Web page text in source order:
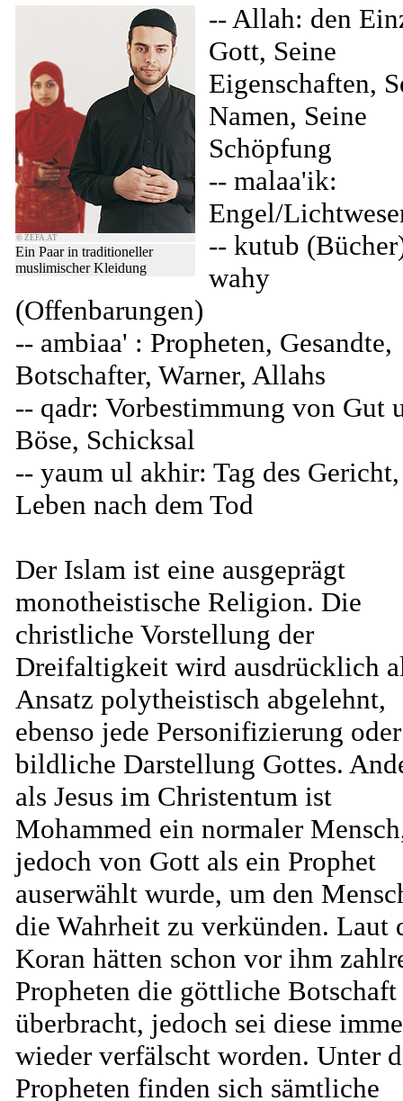
© ZEFA.AT
Ein Paar in traditioneller
muslimischer Kleidung
-- Allah: den
Gott, Seine
Eigenschaften,
Namen, Seine
Schöpfung
-- malaa'ik:
Engel/
-- kutub
wahy
(Offenbarungen)
-- ambiaa' : Propheten, Gesandte,
Botschafter, Warner, Allahs
-- qadr: Vorbestimmung von Gut
Böse, Schicksal
-- yaum ul akhir: Tag des Gericht,
Leben nach dem Tod
Der Islam ist eine ausgeprägt
monotheistische Religion. Die
christliche Vorstellung der
Dreifaltigkeit wird ausdrücklich
Ansatz polytheistisch abgelehnt,
ebenso jede Personifizierung
bildliche Darstellung Gottes.
als Jesus im Christentum ist
Mohammed ein normaler
jedoch von Gott als ein Prophet
auserwählt wurde, um den
die Wahrheit zu verkünden. Laut
Koran hätten schon vor ihm
Propheten die göttliche Botschaft
überbracht, jedoch sei diese
wieder verfälscht worden. Unter
Propheten finden sich sämtliche